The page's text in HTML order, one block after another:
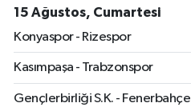
15 Ağustos, Cumartesi
Konyaspor - Rizespor
Kasımpaşa - Trabzonspor
Gençlerbirliği S.K. - Fenerbahçe